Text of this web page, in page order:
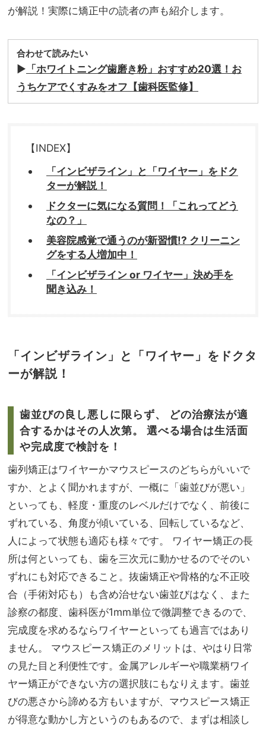
が解説！実際に矯正中の読者の声も紹介します。
合わせて読みたい
▶️ 「ホワイトニング歯磨き粉」おすすめ20選！お
うちケアでくすみをオフ【歯科医監修】
【INDEX】
「インビザライン」と「ワイヤー」をドク
ターが解説！
ドクターに気になる質問！「これってどう
なの？」
美容院感覚で通うのが新習慣!? クリーニン
グをする人増加中！
「インビザライン or ワイヤー」決め手を
聞き込み！
「インビザライン」と「ワイヤー」をドクタ
ーが解説！
歯並びの良し悪しに限らず、 どの治療法が適
合するかはその人次第。 選べる場合は生活面
や完成度で検討を！
歯列矯正はワイヤーかマウスピースのどちらがいいで
すか、とよく聞かれますが、一概に「歯並びが悪い」
といっても、軽度・重度のレベルだけでなく、前後に
ずれている、角度が傾いている、回転しているなど、
人によって状態も適応も様々です。 ワイヤー矯正の長
所は何といっても、歯を三次元に動かせるのでそのい
ずれにも対応できること。抜歯矯正や骨格的な不正咬
合（手術対応も）も含め治せない歯並びはなく、また
診察の都度、歯科医が1mm単位で微調整できるので、
完成度を求めるならワイヤーといっても過言ではあり
ません。 マウスピース矯正のメリットは、やはり日常
の見た目と利便性です。金属アレルギーや職業柄ワイ
ヤー矯正ができない方の選択肢にもなりえます。歯並
びの悪さから諦める方もいますが、マウスピース矯正
が得意な動かし方というのもあるので、まずは相談し